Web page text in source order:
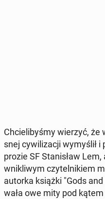
Chcie­li­by­śmy wierzyć,
snej cy­wi­li­za­cji wy­my­ślił i
prozie SF Sta­ni­sław
wni­kli­wym czy­tel­ni­kiem
autorka książki "Gods
wa­ła owe mity pod